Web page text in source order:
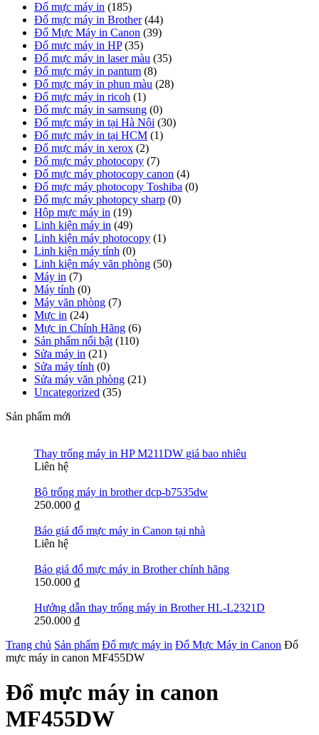
Đổ mực máy in (185)
Đổ mực máy in Brother (44)
Đổ Mực Máy in Canon (39)
Đổ mực máy in HP (35)
Đổ mực máy in laser màu (35)
Đổ mực máy in pantum (8)
Đổ mực máy in phun màu (28)
Đổ mực máy in ricoh (1)
Đổ mực máy in samsung (0)
Đổ mực máy in tại Hà Nội (30)
Đổ mực máy in tại HCM (1)
Đổ mực máy in xerox (2)
Đổ mực máy photocopy (7)
Đổ mực máy photocopy canon (4)
Đổ mực máy photocopy Toshiba (0)
Đổ mực máy photopcy sharp (0)
Hộp mực máy in (19)
Linh kiện máy in (49)
Linh kiện máy photocopy (1)
Linh kiện máy tính (0)
Linh kiện máy văn phòng (50)
Máy in (7)
Máy tính (0)
Máy văn phòng (7)
Mực in (24)
Mực in Chính Hãng (6)
Sản phẩm nổi bật (110)
Sửa máy in (21)
Sửa máy tính (0)
Sửa máy văn phòng (21)
Uncategorized (35)
Sản phẩm mới
Thay trống máy in HP M211DW giá bao nhiêu
Liên hệ
Bộ trống máy in brother dcp-b7535dw
250.000 ₫
Báo giá đổ mực máy in Canon tại nhà
Liên hệ
Báo giá đổ mực máy in Brother chính hãng
150.000 ₫
Hướng dẫn thay trống máy in Brother HL-L2321D
250.000 ₫
Trang chủ Sản phẩm Đổ mực máy in Đổ Mực Máy in Canon Đổ
mực máy in canon MF455DW
Đổ mực máy in canon
MF455DW